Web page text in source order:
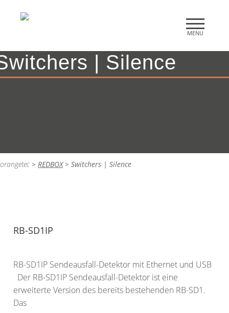
| Silence
orangetec > REDBOX> Switchers | Silence
RB-SD1IP
RB-SD1IP Sendeausfall-Detektor mit Ethernet und USB
Der RB-SD1IP Sendeausfall-Detektor ist eine
erweiterte Version des bereits bestehenden RB-SD1.
Das